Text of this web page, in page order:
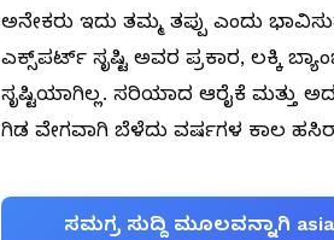
ಅನೇಕರು ಇದು ತಮ್ಮ ತಪ್ಪು ಎಂದು
ಎಕ್ಸ್‌ಪರ್ಟ್ ಸೃಷ್ಟಿ ಅವರ ಪ್ರಕಾರ, ಲಕ್ಕಿ
ಸೃಷ್ಟಿಯಾಗಿಲ್ಲ. ಸರಿಯಾದ ಆರೈಕೆ ಮತ್ತು
ಗಿಡ ವೇಗವಾಗಿ ಬೆಳೆದು ವರ್ಷಗಳ ಕಾಲ
ಸಮಗ್ರ ಸುದ್ದಿ ಮೂಲವನ್ನಾಗಿ